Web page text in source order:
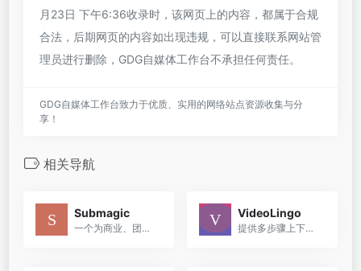
月23日 下午6:36收录时，该网页上的内容，都属于合规
合法，后期网页的内容如出现违规，可以直接联系网站管
理员进行删除，GDG自媒体工作台不承担任何责任。
GDG自媒体工作台致力于优质、实用的网络站点资源收集与分
享！
相关导航
Submagic
一个为商业、团队和创作者设计的AI视频编辑工具，它通过提供快速编辑、多语言字幕、高级素材和团队协作等功能
VideoLingo
提供多步骤上下文翻译、专业术语智能识别、影视级双语字幕制作、智能配音以及一键生成字幕配音等服务，支持多语言互译，助力视频内容全球传播，让知识无国界。